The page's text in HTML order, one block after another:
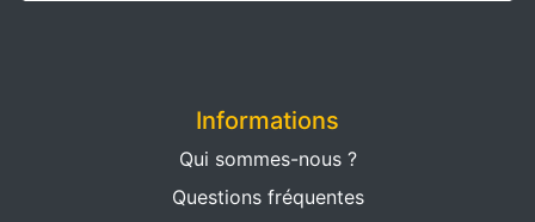
Informations
Qui sommes-nous ?
Questions fréquentes